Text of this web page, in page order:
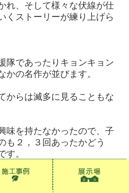
れ、そして様々な伏線が仕
くストーリーが練り上げら
隊であったりキョンキョン
かの名作が並びます。
からは滅多に見ることもな
味を持たなかったので、子
も２，３回あったかどう
す。
ドラえもんについては思い
ん。